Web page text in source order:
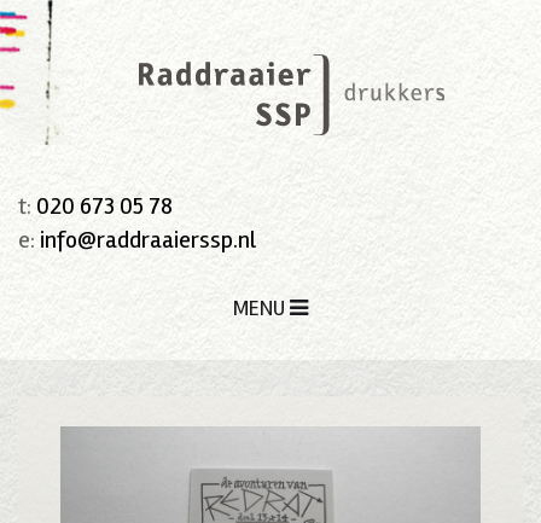
t: 020 673 05 78
e: info@raddraaierssp.nl
MENU